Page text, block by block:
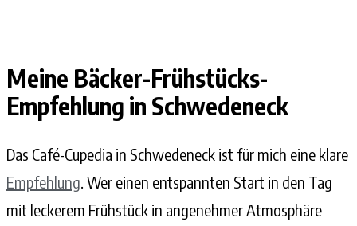
Meine Bäcker-Frühstücks-
Empfehlung in Schwedeneck
Das Café-Cupedia in Schwedeneck ist für mich eine klare
Empfehlung . Wer einen entspannten Start in den Tag
mit leckerem Frühstück in angenehmer Atmosphäre